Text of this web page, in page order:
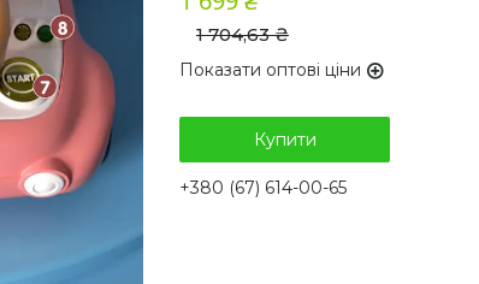
1 704,63 ₴
Показати оптові ціни
Купити
+380 (67) 614-00-65